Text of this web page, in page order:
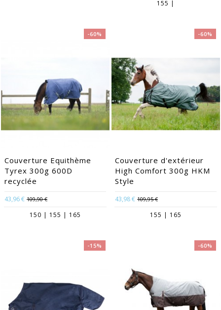
155 |
-60%
Couverture Equithème
Tyrex 300g 600D
recyclée
43,96 € 109,90 €
150 | 155 | 165
-60%
Couverture d'extérieur
High Comfort 300g HKM
Style
43,98 € 109,95 €
155 | 165
-15% -60%